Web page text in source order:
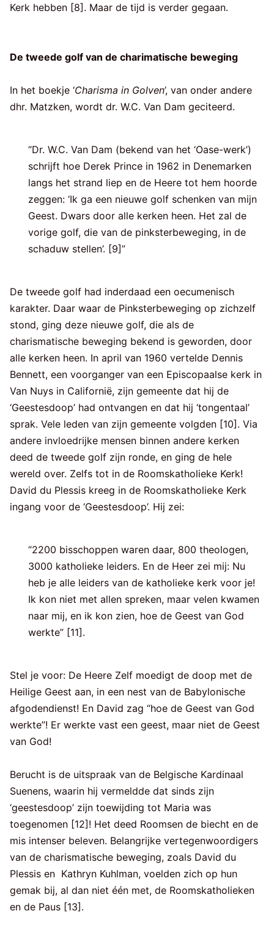
Kerk hebben [8]. Maar de tijd is verder gegaan.
De tweede golf van de charimatische beweging
In het boekje ‘Charisma in Golven’, van onder andere
dhr. Matzken, wordt dr. W.C. Van Dam geciteerd.
“Dr. W.C. Van Dam (bekend van het ‘Oase-werk’)
schrijft hoe Derek Prince in 1962 in Denemarken
langs het strand liep en de Heere tot hem hoorde
zeggen: ‘Ik ga een nieuwe golf schenken van mijn
Geest. Dwars door alle kerken heen. Het zal de
vorige golf, die van de pinksterbeweging, in de
schaduw stellen’. [9]”
De tweede golf had inderdaad een oecumenisch
karakter. Daar waar de Pinksterbeweging op zichzelf
stond, ging deze nieuwe golf, die als de
charismatische beweging bekend is geworden, door
alle kerken heen. In april van 1960 vertelde Dennis
Bennett, een voorganger van een Episcopaalse kerk in
Van Nuys in Californië, zijn gemeente dat hij de
‘Geestesdoop’ had ontvangen en dat hij ‘tongentaal’
sprak. Vele leden van zijn gemeente volgden [10]. Via
andere invloedrijke mensen binnen andere kerken
deed de tweede golf zijn ronde, en ging de hele
wereld over. Zelfs tot in de Roomskatholieke Kerk!
David du Plessis kreeg in de Roomskatholieke Kerk
ingang voor de ‘Geestesdoop’. Hij zei:
“2200 bisschoppen waren daar, 800 theologen,
3000 katholieke leiders. En de Heer zei mij: Nu
heb je alle leiders van de katholieke kerk voor je!
Ik kon niet met allen spreken, maar velen kwamen
naar mij, en ik kon zien, hoe de Geest van God
werkte” [11].
Stel je voor: De Heere Zelf moedigt de doop met de
Heilige Geest aan, in een nest van de Babylonische
afgodendienst! En David zag “hoe de Geest van God
werkte”! Er werkte vast een geest, maar niet de Geest
van God!
Berucht is de uitspraak van de Belgische Kardinaal
Suenens, waarin hij vermeldde dat sinds zijn
‘geestesdoop’ zijn toewijding tot Maria was
toegenomen [12]! Het deed Roomsen de biecht en de
mis intenser beleven. Belangrijke vertegenwoordigers
van de charismatische beweging, zoals David du
Plessis en Kathryn Kuhlman, voelden zich op hun
gemak bij, al dan niet één met, de Roomskatholieken
en de Paus [13].